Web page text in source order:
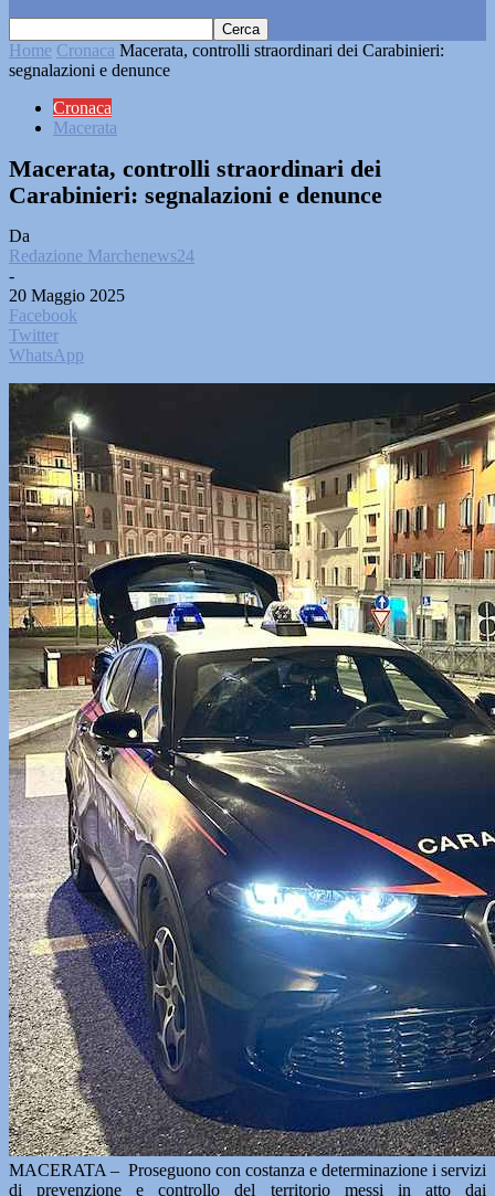
Home Cronaca Macerata, controlli straordinari dei Carabinieri:
segnalazioni e denunce
Cronaca
Macerata
Macerata, controlli straordinari dei
Carabinieri: segnalazioni e denunce
Da
Redazione Marchenews24
-
20 Maggio 2025
Facebook
Twitter
WhatsApp
MACERATA – Proseguono con costanza e determinazione i servizi
di prevenzione e controllo del territorio messi in atto dai